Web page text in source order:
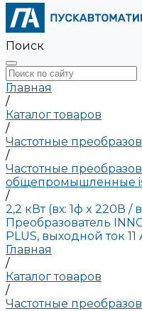
Поиск
Главная
/
Каталог товаров
/
Частотные
/
Частотные
общепромышленные
/
2,2 кВт (вх: 1ф x 220В /
Преобразователь
PLUS, выходной ток 11
Главная
/
Каталог товаров
/
Частотные